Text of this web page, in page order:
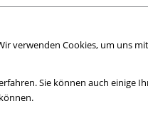
verwenden Cookies, um uns
Sie können auch